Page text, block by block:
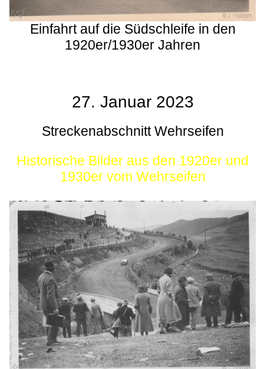
Einfahrt auf die Südschleife in den
1920er/1930er Jahren
27. Januar 2023
Streckenabschnitt Wehrseifen
Historische Bilder aus den 1920er und
1930er vom Wehrseifen